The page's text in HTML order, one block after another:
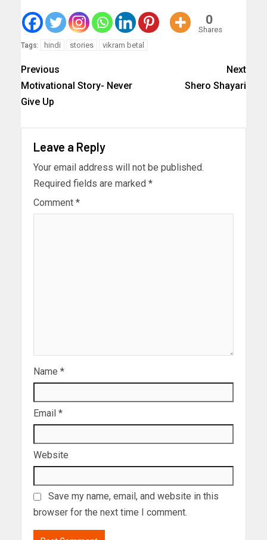
0
Shares
Tags: hindi stories vikram betal
Previous
Motivational Story- Never
Give Up
Next
Shero Shayari
Leave a Reply
Your email address will not be published.
Required fields are marked *
Comment *
Name *
Email *
Website
Save my name, email, and website in this
browser for the next time I comment.